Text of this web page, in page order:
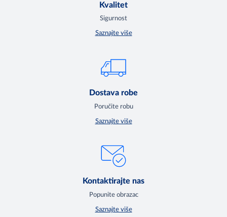
Kvalitet
Sigurnost
Saznajte više
Dostava robe
Poručite robu
Saznajte više
Kontaktirajte nas
Popunite obrazac
Saznajte više